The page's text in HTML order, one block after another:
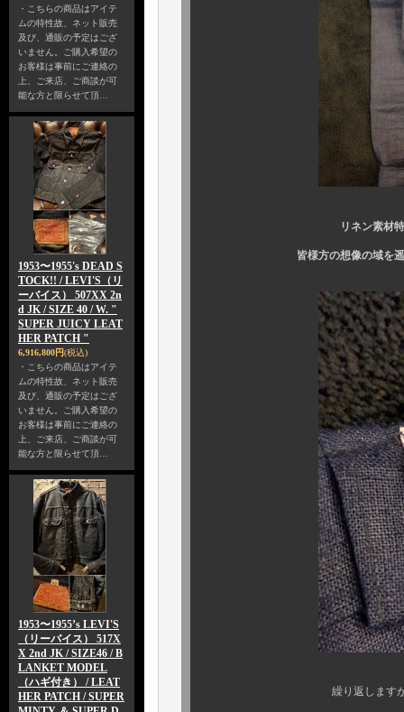
・こちらの商品はアイテ
ムの特性故、ネット販売
及び、通販の予定はござ
いません。ご購入希望の
お客様は事前にご連絡の
上、ご来店、ご商談が可
能な方と限らせて頂…
1953〜1955's DEAD S
TOCK!! / LEVI'S（リ
ーバイス） 507XX 2n
d JK / SIZE 40 / W. "
SUPER JUICY LEAT
HER PATCH "
6,916,800円(税込)
・こちらの商品はアイテ
ムの特性故、ネット販売
及び、通販の予定はござ
いません。ご購入希望の
お客様は事前にご連絡の
上、ご来店、ご商談が可
能な方と限らせて頂…
1953〜1955’s LEVI'S
（リーバイス） 517X
X 2nd JK / SIZE46 / B
LANKET MODEL
（ハギ付き） / LEAT
HER PATCH / SUPER
リネン素材
皆様方の想像の域を遥かに超
繰り返しますが、コンディ